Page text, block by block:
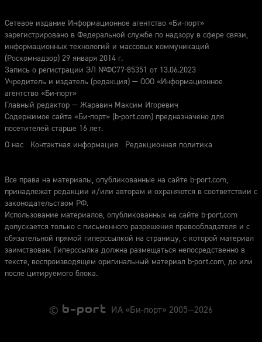
Сетевое издание Информационное агентство «Би-порт»
зарегистрировано в Федеральной службе по надзору в сфере связи,
информационных технологий и массовых коммуникаций
(Роскомнадзор) 29 января 2014 г.
Запись о регистрации ЭЛ №ФС77-85351 от 13.06.2023
Учредитель и издатель (редакция) — ООО «Информационное
агентство «Би-порт»
Главный редактор — Жаравин Максим Игоревич
Содержимое сайта «Би-порт» (b-port.com) предназначено для
посетителей старше 16 лет.
О нас
Контактная информация Редакционная политика
Все права на материалы, опубликованные на сайте b-port.com,
принадлежат редакции и/или авторам и охраняются в соответствии с
законодательством РФ.
Использование материалов, опубликованных на сайте b-port.com
допускается только с письменного разрешения правообладателя и с
обязательной прямой гиперссылкой на страницу, с которой материал
заимствован. Гиперссылка должна размещаться непосредственно в
тексте, воспроизводящем оригинальный материал b-port.com, до или
после цитируемого блока.
© ИА «Би-порт» 2005—2026